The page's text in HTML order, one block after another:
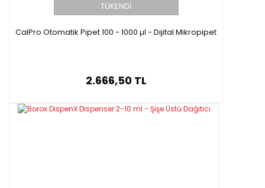
TÜKENDİ
CalPro Otomatik Pipet 100 - 1000 µl - Dijital Mikropipet
2.666,50 TL